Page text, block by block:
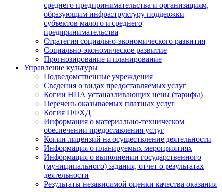
среднего предпринимательства и организациям,
образующим инфраструктуру поддержки
субъектов малого и среднего
предпринимательства
Стратегия социально-экономического развития
Социально-экономическое развитие
Прогнозирование и планирование
Управление культуры
Подведомственные учреждения
Сведения о видах предоставляемых услуг
Копии НПА устанавливающих цены (тарифы)
Перечень оказываемых платных услуг
Копия ПФХД
Информация о материально-техническом
обеспечении предоставления услуг
Копии лицензий на осуществление деятельности
Информация о планируемых мероприятиях
Информация о выполнении государственного
(муниципального) задания, отчет о результатах
деятельности
Результаты независимой оценки качества оказания